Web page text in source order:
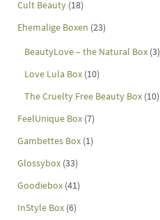
Cult Beauty (18)
Ehemalige Boxen (23)
BeautyLove – the Natural Box (3)
Love Lula Box (10)
The Cruelty Free Beauty Box (10)
FeelUnique Box (7)
Gambettes Box (1)
Glossybox (33)
Goodiebox (41)
InStyle Box (6)